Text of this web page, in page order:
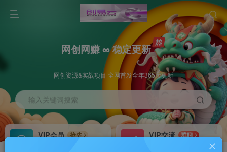
网创网赚 ∞ 稳定更新
网创资源&实战项目 全网首发全年365天更新
输入关键词搜索
VIP会员
抢先
VIP交流
群聊
研究探讨更多创业项目路子。